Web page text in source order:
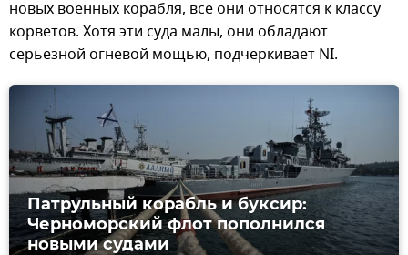
новых военных корабля, все они относятся к классу
корветов. Хотя эти суда малы, они обладают
серьезной огневой мощью, подчеркивает NI.
Патрульный корабль и буксир:
Черноморский флот пополнился
новыми судами